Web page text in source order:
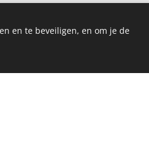
en te beveiligen, en om je de